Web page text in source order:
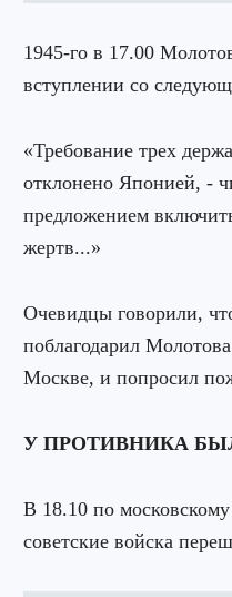
1945-го в 17.00
вступлении со
«Требование трех
отклонено Японией, -
предложением
жертв...»
Очевидцы говорили,
поблагодарил
Москве, и попросил
У ПРОТИВНИКА
В 18.10 по
советские войска